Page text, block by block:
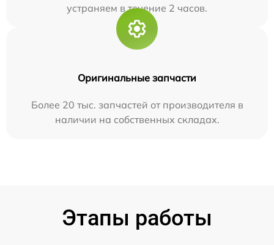
устраняем в течение 2 часов.
Оригинальные запчасти
Более 20 тыс. запчастей от производителя в
наличии на собственных складах.
Этапы работы